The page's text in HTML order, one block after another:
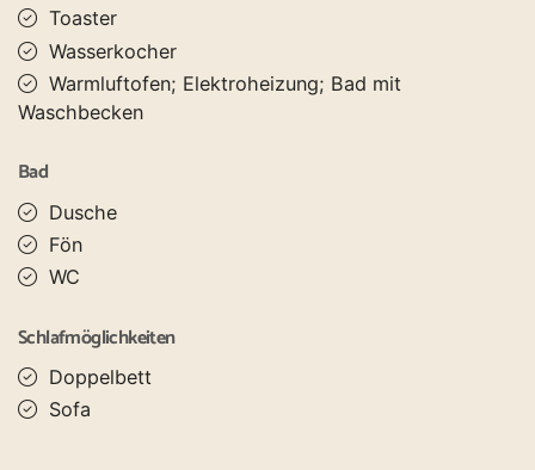
Toaster
Wasserkocher
Warmluftofen; Elektroheizung; Bad mit
Waschbecken
Bad
Dusche
Fön
WC
Schlafmöglichkeiten
Doppelbett
Sofa